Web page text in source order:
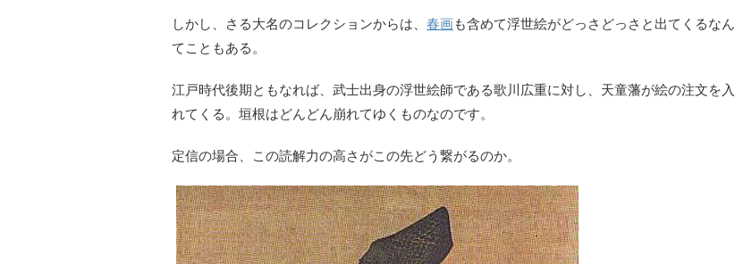
しかし、さる大名のコレクションからは、 春画も含めて浮世絵がどっさどっさと出てくるなん
てこともある。
江戸時代後期ともなれば、武士出身の浮世絵師である歌川広重に対し、天童藩が絵の注文を入
れてくる。垣根はどんどん崩れてゆくものなのです。
定信の場合、この読解力の高さがこの先どう繋がるのか。